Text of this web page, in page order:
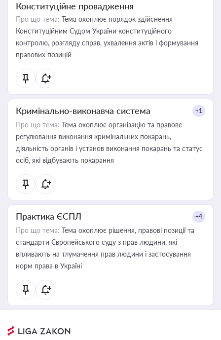
Конституційне провадження
Про що тема: Тема охоплює порядок здійснення
Конституційним Судом України конституційного
контролю, розгляду справ, ухвалення актів і формування
правових позицій
Кримінально-виконавча система +1
Про що тема: Тема охоплює організацію та правове
регулювання виконання кримінальних покарань,
діяльність органів і установ виконання покарань та статус
осіб, які відбувають покарання
Практика ЄСПЛ +4
Про що тема: Тема охоплює рішення, правові позиції та
стандарти Європейського суду з прав людини, які
впливають на тлумачення прав людини і застосування
норм права в Україні